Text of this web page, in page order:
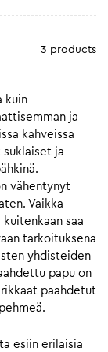
3 products
kuin
ja
kahveissa
suklaiset ja
vähentynyt
Vaikka
saa
tarkoituksena
yhdisteiden
papu on
paahdetut
esiin erilaisia